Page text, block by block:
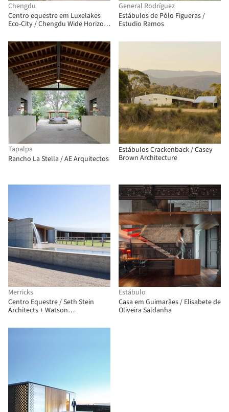
Chengdu
Centro equestre em Luxelakes
Eco-City / Chengdu Wide Horizon
General Rodríguez
Estábulos de Pólo Figueras /
Estudio Ramos
Tapalpa
Rancho La Stella / AE Arquitectos
Estábulos Crackenback / Casey
Brown Architecture
Merricks
Centro Equestre / Seth Stein
Architects + Watson
Estábulo
Casa em Guimarães / Elisabete de
Oliveira Saldanha